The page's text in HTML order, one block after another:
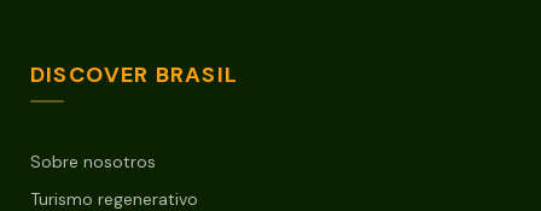
DISCOVER BRASIL
Sobre nosotros
Turismo regenerativo